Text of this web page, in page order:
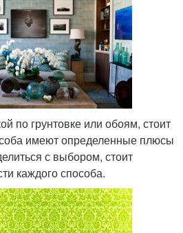
по грунтовке или обоям, стоит
имеют определенные плюсы
с выбором, стоит
каждого способа.